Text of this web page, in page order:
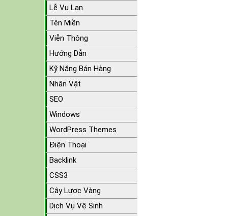
Lễ Vu Lan
Tên Miền
Viễn Thông
Hướng Dẫn
Kỹ Năng Bán Hàng
Nhân Vật
SEO
Windows
WordPress Themes
Điện Thoại
Backlink
CSS3
Cây Lược Vàng
Dịch Vụ Vệ Sinh